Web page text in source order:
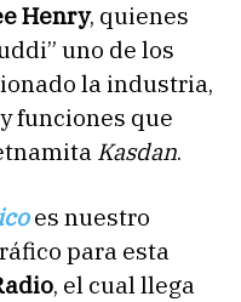
Henry, quienes
uno de los
la industria,
funciones que
Kasdan.
es nuestro
para esta
, el cual llega